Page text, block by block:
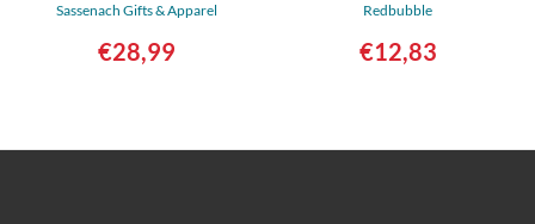
Sassenach Gifts & Apparel
€28,99
Redbubble
€12,83